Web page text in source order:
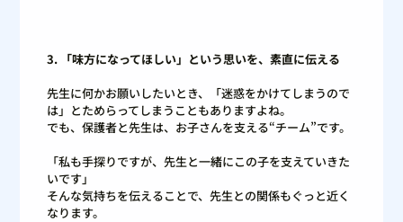
3. 「味方になってほしい」という思いを、素直に伝える
先生に何かお願いしたいとき、「迷惑をかけてしまうので
は」とためらってしまうこともありますよね。
でも、保護者と先生は、お子さんを支える“チーム”です。
「私も手探りですが、先生と一緒にこの子を支えていきた
いです」
そんな気持ちを伝えることで、先生との関係もぐっと近く
なります。